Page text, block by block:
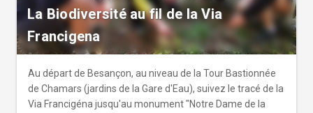
La Biodiversité au fil de la Via
Francigena
Au départ de Besançon, au niveau de la Tour Bastionnée
de Chamars (jardins de la Gare d'Eau), suivez le tracé de la
Via Francigéna jusqu'au monument "Notre Dame de la